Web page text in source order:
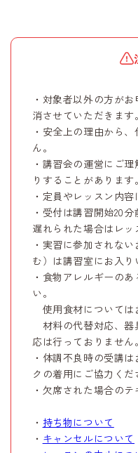
・対象者以外の方が
消させていただきます。
・安全上の理由から
ん。
・講習会の運営にご
りすることがあります。
・定員やレッスン内
・受付は講習開始20
遅れられた場合はレッ
・実習に参加されな
む）は講習室にお入り
・食物アレルギーの
い。
使用食材については
材料の代替対応、器
応は行っておりません。
・体調不良時の受講
クの着用にご協力くだ
・欠席された場合の
・ 持ち物について
・ キャンセルについて